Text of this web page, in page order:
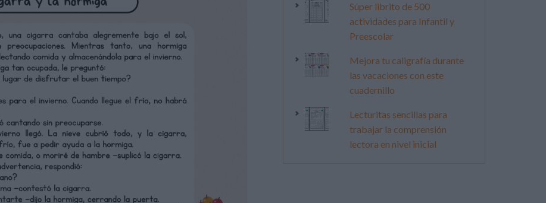
Súper librito de 500
actividades para Infantil y
Preescolar
Mejora tu caligrafía durante
las vacaciones con este
cuadernillo
Lecturitas sencillas para
trabajar la comprensión
lectora en nivel inicial